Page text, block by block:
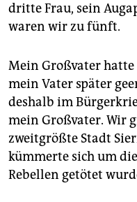
dritte Frau, sein
waren wir zu fünft.
Mein Großvater hatte
mein Vater später
deshalb im
mein Großvater. Wir
zweitgrößte Stadt
kümmerte sich um
Rebellen getötet